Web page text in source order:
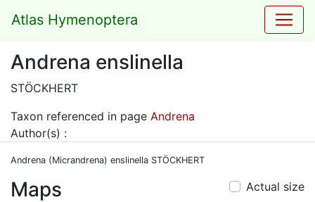
Atlas Hymenoptera
Andrena enslinella
STÖCKHERT
Taxon referenced in page Andrena
Author(s) :
Andrena (Micrandrena) enslinella STÖCKHERT
Maps Actual size